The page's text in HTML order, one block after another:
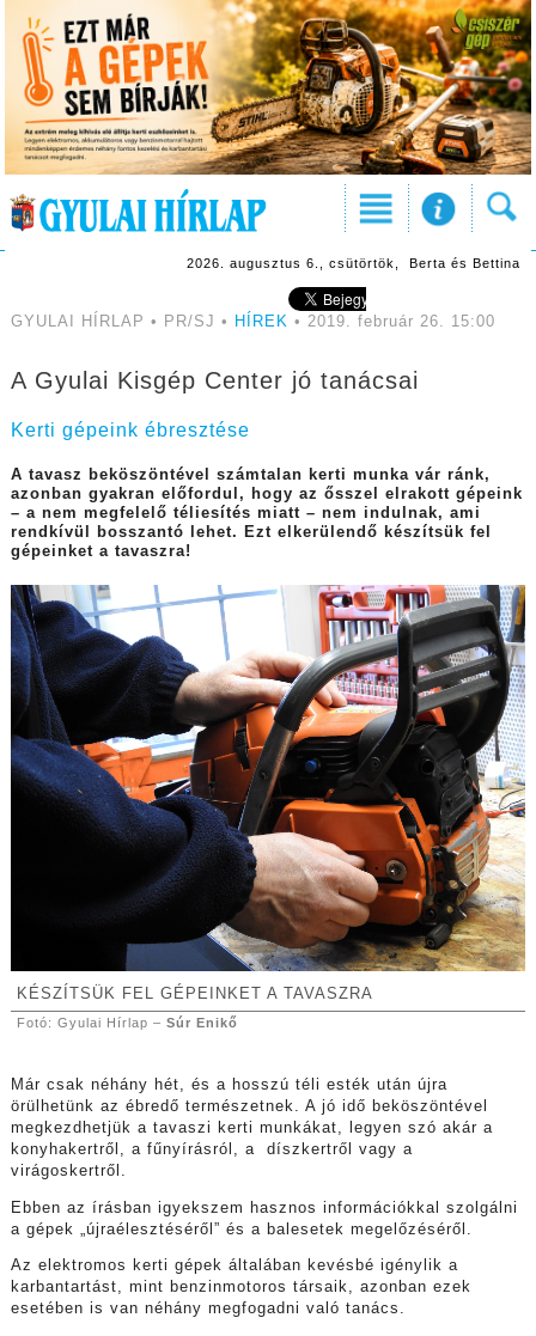
2026. augusztus 6., csütörtök, Berta és Bettina
GYULAI HÍRLAP • PR/SJ • HÍREK • 2019. február 26. 15:00
A Gyulai Kisgép Center jó tanácsai
Kerti gépeink ébresztése
A tavasz beköszöntével számtalan kerti munka vár ránk,
azonban gyakran előfordul, hogy az ősszel elrakott gépeink
– a nem megfelelő téliesítés miatt – nem indulnak, ami
rendkívül bosszantó lehet. Ezt elkerülendő készítsük fel
gépeinket a tavaszra!
KÉSZÍTSÜK FEL GÉPEINKET A TAVASZRA
Fotó: Gyulai Hírlap – Súr Enikő
Már csak néhány hét, és a hosszú téli esték után újra
örülhetünk az ébredő természetnek. A jó idő beköszöntével
megkezdhetjük a tavaszi kerti munkákat, legyen szó akár a
konyhakertről, a fűnyírásról, a díszkertről vagy a
virágoskertről.
Ebben az írásban igyekszem hasznos információkkal szolgálni
a gépek „újraélesztéséről” és a balesetek megelőzéséről.
Az elektromos kerti gépek általában kevésbé igénylik a
karbantartást, mint benzinmotoros társaik, azonban ezek
esetében is van néhány megfogadni való tanács.